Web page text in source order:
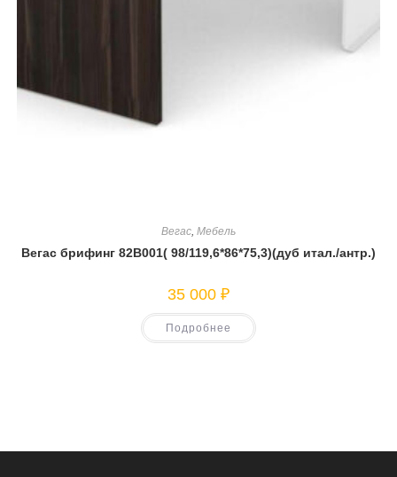
Вегас Мебель
Вегас брифинг 82В001( 98/119,6*86*75,3)(дуб итал./антр.)
35 000 ₽
Подробнее